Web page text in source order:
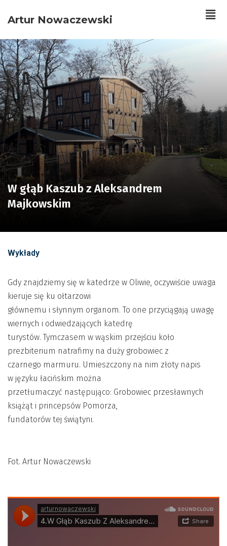
Artur Nowaczewski
W głąb Kaszub z Aleksandrem
Majkowskim
Wykłady
Gdy znajdziemy się w katedrze w Oliwie, oczywiście uwaga
kieruje się ku ołtarzowi
głównemu i słynnym organom. To one przyciągają uwagę
wiernych i odwiedzających katedrę
turystów. Tymczasem w wąskim przejściu koło
prezbiterium natrafimy na duży grobowiec z
czarnego marmuru. Umieszczony na nim złoty napis
w języku łacińskim można
przetłumaczyć następująco: Grobowiec przesławnych
książąt i princepsów Pomorza,
fundatorów tej świątyni.
Fot. Artur Nowaczewski